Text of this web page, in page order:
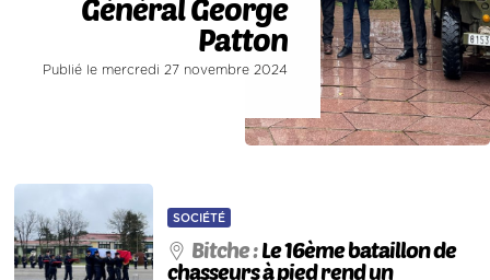
Général George
Patton
Publié le mercredi 27 novembre 2024
SOCIÉTÉ
Bitche :Le 16ème bataillon de
chasseurs à pied rend un